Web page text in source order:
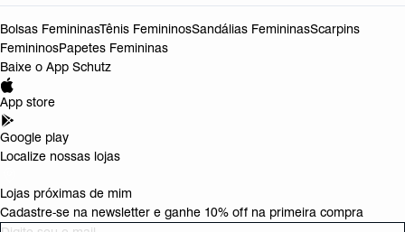
Bolsas FemininasTênis FemininosSandálias FemininasScarpins
FemininosPapetes Femininas
Baixe o App Schutz
App store
Google play
Localize nossas lojas
Lojas próximas de mim
Cadastre-se na newsletter e ganhe 10% off na primeira compra